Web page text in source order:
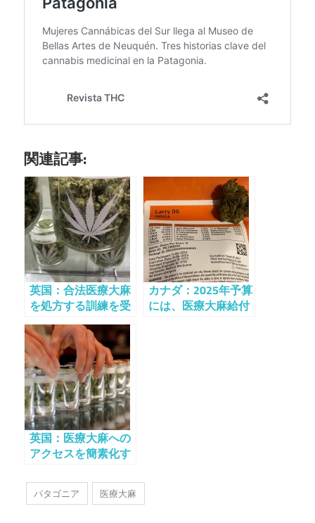
関連記事:
英国：合法医療大麻
を処方する訓練を受
けた医師が1%未満で
あるため数千人の患
者が苦しんでいる
カナダ：2025年予算
には、医療大麻給付
英国：医療大麻への
アクセスを簡素化す
ムを立ち上げ
パタゴニア 医療大麻